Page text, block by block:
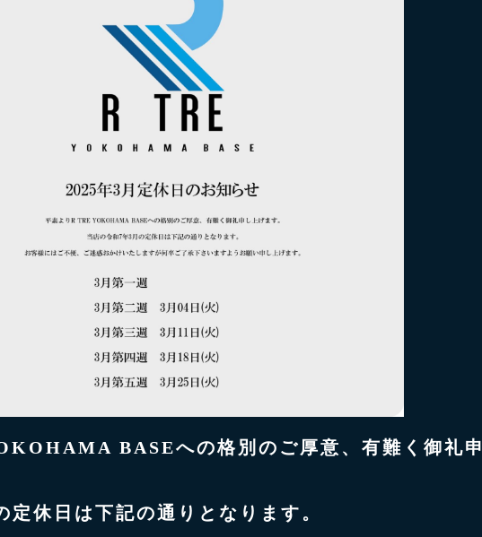
BASEへの格別のご厚意、有難く御礼申
定休日は下記の通りとなります。